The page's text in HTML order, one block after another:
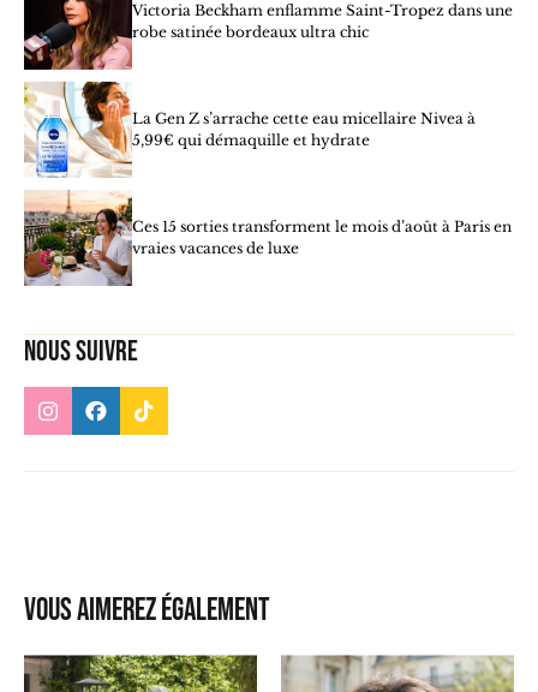
Victoria Beckham enflamme Saint-Tropez dans une
robe satinée bordeaux ultra chic
La Gen Z s’arrache cette eau micellaire Nivea à
5,99€ qui démaquille et hydrate
Ces 15 sorties transforment le mois d’août à Paris en
vraies vacances de luxe
Nous suivre
Vous aimerez également